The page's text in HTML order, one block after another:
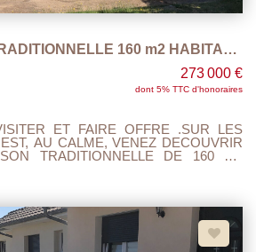
ABREST Maison TRADITIONNELLE 160 m2 HABITABLE
273 000 €
dont 5% TTC d'honoraires
ET FAIRE OFFRE .SUR LES
AU CALME, VENEZ DECOUVRIR
DE 160 M2
CAVE, 2 GARAGES, TERRASSE
ATTENANT, MAISON ELEVEE
80 CM, POELE A BOIS, TOUT A